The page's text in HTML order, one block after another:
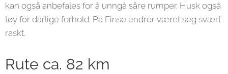
kan også anbefales for å unngå såre rumper. Husk også
tøy for dårlige forhold. På Finse endrer været seg svært
raskt.
Rute ca. 82 km